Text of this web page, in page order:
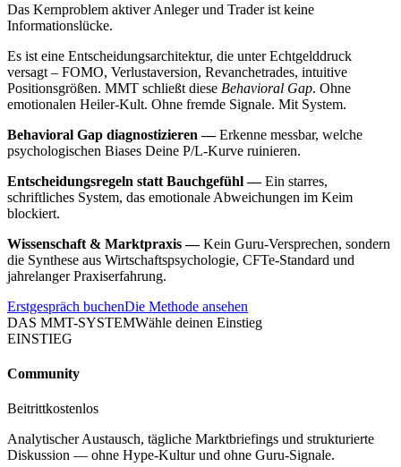
Das Kernproblem aktiver Anleger und Trader ist keine
Informationslücke.
Es ist eine Entscheidungsarchitektur, die unter Echtgelddruck
versagt – FOMO, Verlustaversion, Revanchetrades, intuitive
Positionsgrößen. MMT schließt diese Behavioral Gap. Ohne
emotionalen Heiler-Kult. Ohne fremde Signale. Mit System.
Behavioral Gap diagnostizieren —Erkenne messbar, welche
psychologischen Biases Deine P/L-Kurve ruinieren.
Entscheidungsregeln statt Bauchgefühl —Ein starres,
schriftliches System, das emotionale Abweichungen im Keim
blockiert.
Wissenschaft & Marktpraxis —Kein Guru-Versprechen, sondern
die Synthese aus Wirtschaftspsychologie, CFTe-Standard und
jahrelanger Praxiserfahrung.
Erstgespräch buchenDie Methode ansehen
DAS MMT-SYSTEMWähle deinen Einstieg
EINSTIEG
Community
Beitrittkostenlos
Analytischer Austausch, tägliche Marktbriefings und strukturierte
Diskussion — ohne Hype-Kultur und ohne Guru-Signale.